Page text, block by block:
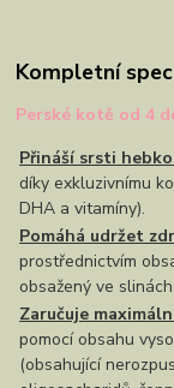
Kompletní
Perské kotě od 4
Přináší srsti
díky exkluzivnímu
DHA a vitamíny).
Pomáhá udržet
prostřednictvím
obsažený ve
Zaručuje
pomocí obsahu
(obsahující